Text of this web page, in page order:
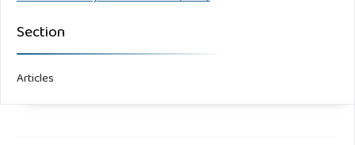
Section
Articles